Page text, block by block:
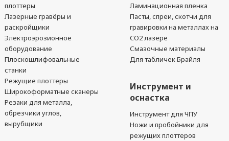
плоттеры
Лазерные гравёры и
раскройщики
Электроэрозионное
оборудование
Плоскошлифовальные
станки
Режущие плоттеры
Широкоформатные сканеры
Резаки для металла,
обрезчики углов,
вырубщики
Ламинационная пленка
Пасты, спреи, скотчи для
гравировки на металлах на
CO2 лазере
Смазочные материалы
Для табличек Брайля
Инструмент и
оснастка
Инструмент для ЧПУ
Ножи и пробойники для
режущих плоттеров